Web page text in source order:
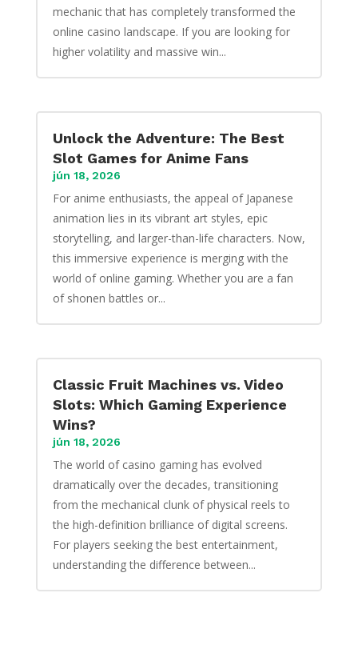
mechanic that has completely transformed the
online casino landscape. If you are looking for
higher volatility and massive win...
Unlock the Adventure: The Best
Slot Games for Anime Fans
jún 18, 2026
For anime enthusiasts, the appeal of Japanese
animation lies in its vibrant art styles, epic
storytelling, and larger-than-life characters. Now,
this immersive experience is merging with the
world of online gaming. Whether you are a fan
of shonen battles or...
Classic Fruit Machines vs. Video
Slots: Which Gaming Experience
Wins?
jún 18, 2026
The world of casino gaming has evolved
dramatically over the decades, transitioning
from the mechanical clunk of physical reels to
the high-definition brilliance of digital screens.
For players seeking the best entertainment,
understanding the difference between...